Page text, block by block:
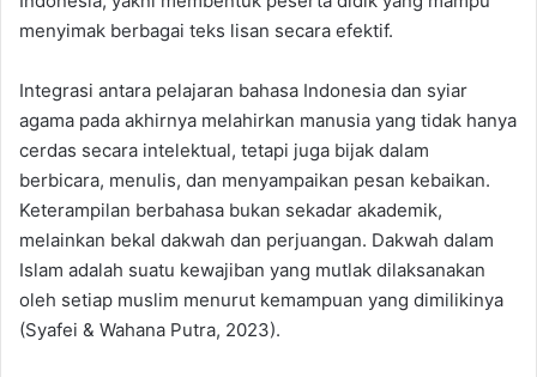
menyimak berbagai teks lisan secara efektif.
Integrasi antara pelajaran bahasa Indonesia dan syiar
agama pada akhirnya melahirkan manusia yang tidak hanya
cerdas secara intelektual, tetapi juga bijak dalam
berbicara, menulis, dan menyampaikan pesan kebaikan.
Keterampilan berbahasa bukan sekadar akademik,
melainkan bekal dakwah dan perjuangan. Dakwah dalam
Islam adalah suatu kewajiban yang mutlak dilaksanakan
oleh setiap muslim menurut kemampuan yang dimilikinya
(Syafei & Wahana Putra, 2023).